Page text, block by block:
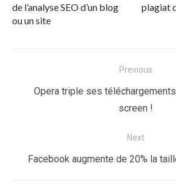
de l’analyse SEO d’un blog
ou un site
plagiat
Previous
Previous
Opera triple ses
screen !
Next
Next
Facebook augmente de 20% la